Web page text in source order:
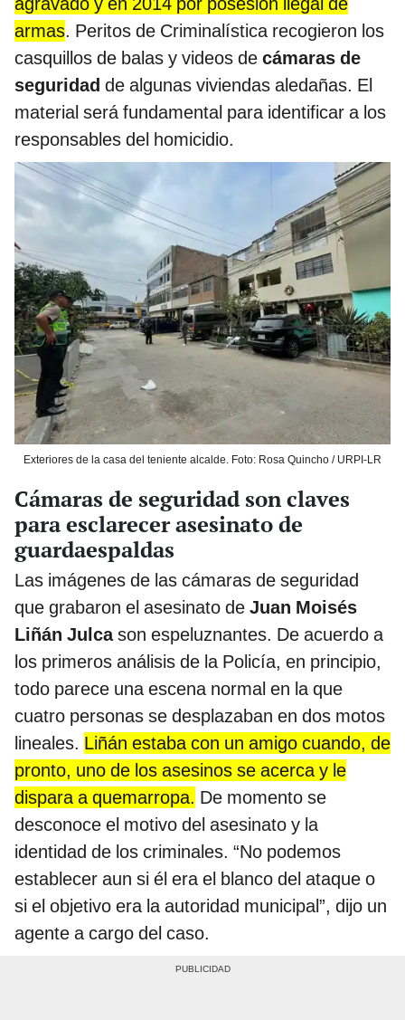
armas. Peritos de Criminalística recogieron los
casquillos de balas y videos de cámaras de
seguridad de algunas viviendas aledañas. El
material será fundamental para identificar a los
responsables del homicidio.
Exteriores de la casa del teniente alcalde. Foto: Rosa Quincho / URPI-LR
Cámaras de seguridad son claves
para esclarecer asesinato de
guardaespaldas
Las imágenes de las cámaras de seguridad
que grabaron el asesinato de Juan Moisés
Liñán Julcason espeluznantes. De acuerdo a
los primeros análisis de la Policía, en principio,
todo parece una escena normal en la que
cuatro personas se desplazaban en dos motos
lineales. Liñán estaba con un amigo cuando, de
pronto, uno de los asesinos se acerca y le
dispara a quemarropa. De momento se
desconoce el motivo del asesinato y la
identidad de los criminales. “No podemos
establecer aun si él era el blanco del ataque o
si el objetivo era la autoridad municipal”, dijo un
agente a cargo del caso.